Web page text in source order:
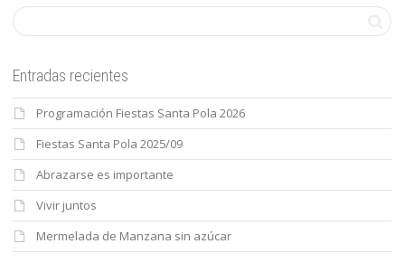
Entradas recientes
Programación Fiestas Santa Pola 2026
Fiestas Santa Pola 2025/09
Abrazarse es importante
Vivir juntos
Mermelada de Manzana sin azúcar